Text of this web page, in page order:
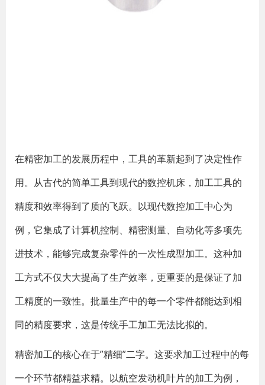
在精密加工的发展历程中，工具的革新起到了决定性作
用。从古代的简单工具到现代的数控机床，加工工具的
精度和效率得到了质的飞跃。以现代数控加工中心为
例，它集成了计算机控制、精密测量、自动化等多项先
进技术，能够完成复杂零件的一次性成型加工。这种加
工方式不仅大大提高了生产效率，更重要的是保证了加
工精度的一致性。批量生产中的每一个零件都能达到相
同的精度要求，这是传统手工加工无法比拟的。
精密加工的核心在于”精细”二字。这要求加工过程中的每
一个环节都精益求精。以航空发动机叶片的加工为例，